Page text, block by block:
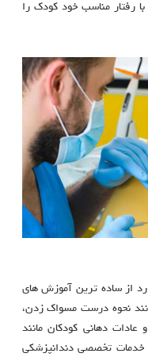
با رفتار مناسب خود کودک را
از ساده ترین آموزش های
نحوه درست مسواک زدن،
دهانی کودکان مانند
تخصصی دندانپزشکی